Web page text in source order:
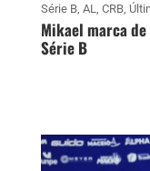
Série B, AL CRB,
Mikael marca de
Série B